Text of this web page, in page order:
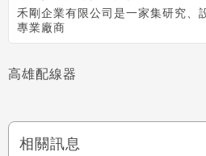
禾剛企業有限公司是一家集研究、
專業廠商
高雄配線器
相關訊息